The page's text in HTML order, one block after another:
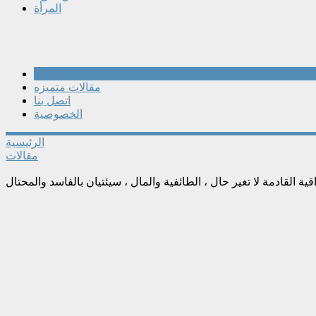
المرأة
مقالات متميزه
اتصل بنا
الخصوصية
الرئيسية
مقالات
القادمة لا تغير حال ، الطائفية والمال ، سيئتيان بالفاسد والمحتال